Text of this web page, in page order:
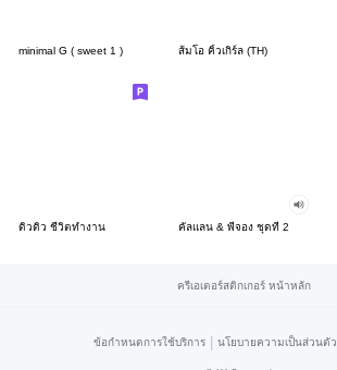
minimal G ( sweet 1 ) ส้มโอ คิ้วเกิร์ล (TH)
ดิวดิว ชีวิตทำงาน คัลแลน & พี่จอง ชุดที่ 2
ครีเอเตอร์สติกเกอร์ หน้าหลัก
ข้อกำหนดการใช้บริการ | นโยบายความเป็นส่วนตัว